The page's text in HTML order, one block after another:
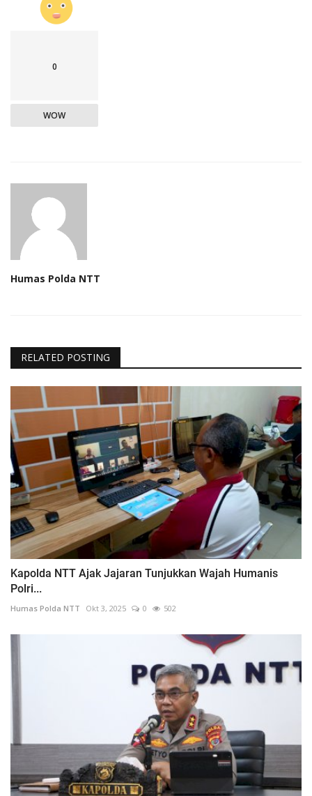
0
WOW
Humas Polda NTT
RELATED POSTING
Kapolda NTT Ajak Jajaran Tunjukkan Wajah Humanis
Polri...
Humas Polda NTT Okt 3, 2025 0 502